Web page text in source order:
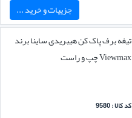
جزییات و خرید ...
تیغه برف پاک کن هیبریدی ساینا برند
Viewmax چپ و راست
کد کالا : 9580